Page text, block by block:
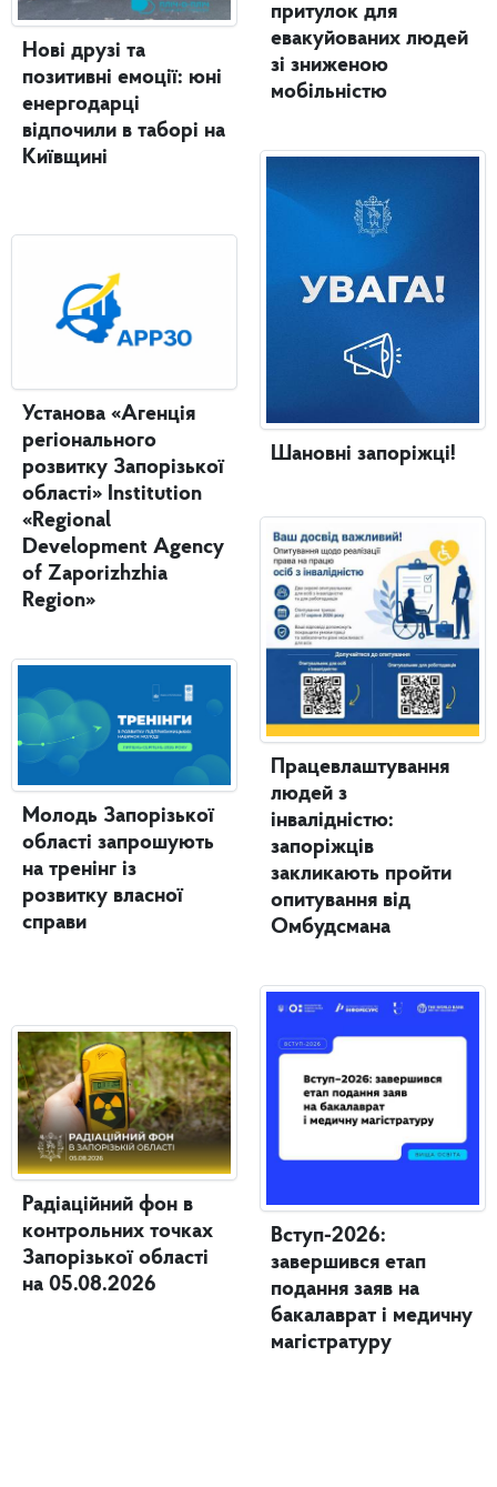
Нові друзі та
позитивні емоції: юні
енергодарці
відпочили в таборі на
Київщині
Установа «Агенція
регіонального
розвитку Запорізької
області» Institution
«Regional
Development Agency
of Zaporizhzhia
Region»
Молодь Запорізької
області запрошують
на тренінг із
розвитку власної
справи
Радіаційний фон в
контрольних точках
Запорізької області
на 05.08.2026
притулок для
евакуйованих людей
зі зниженою
мобільністю
Шановні запоріжці!
Працевлаштування
людей з
інвалідністю:
запоріжців
закликають пройти
опитування від
Омбудсмана
Вступ-2026:
завершився етап
подання заяв на
бакалаврат і медичну
магістратуру